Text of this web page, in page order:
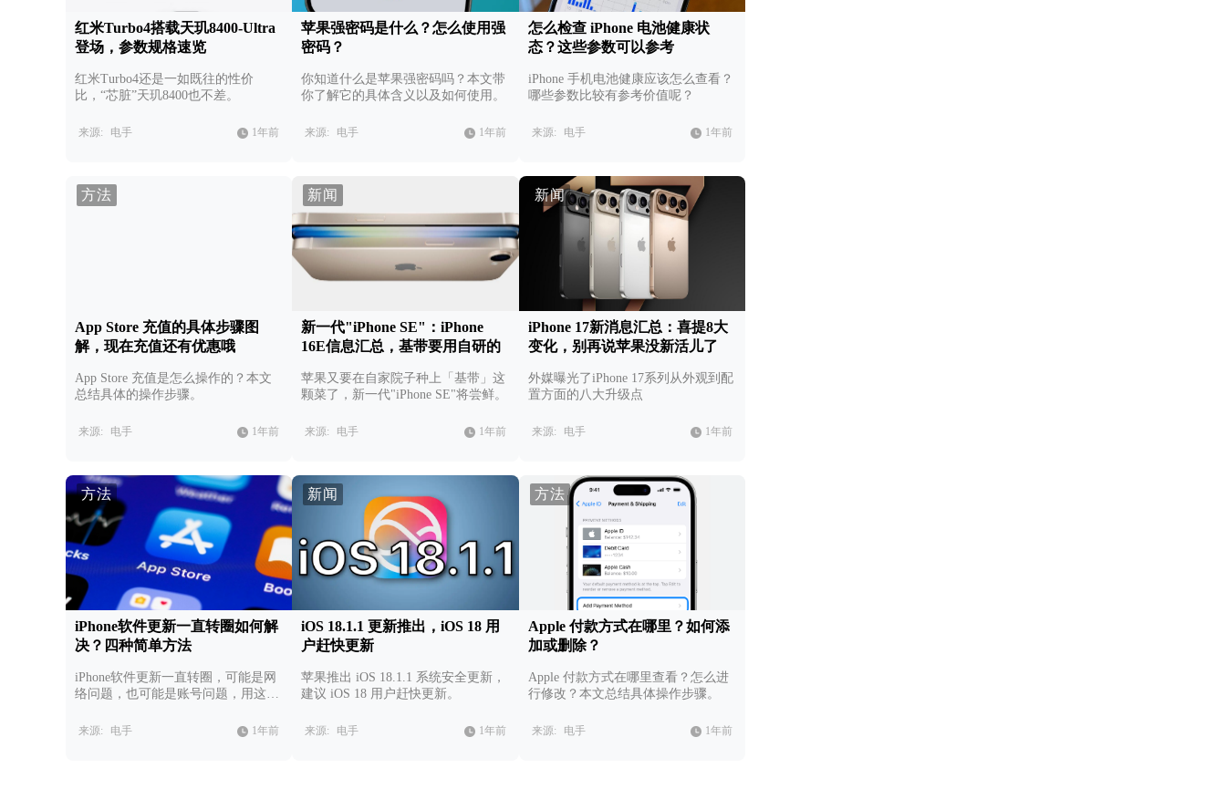
红米Turbo4搭载天玑8400-Ultra
登场，参数规格速览
红米Turbo4还是一如既往的性价
比，“芯脏”天玑8400也不差。
来源: 电手 1年前
苹果强密码是什么？怎么使用强
密码？
你知道什么是苹果强密码吗？本文带
你了解它的具体含义以及如何使用。
来源: 电手 1年前
怎么检查 iPhone 电池健康状
态？这些参数可以参考
iPhone 手机电池健康应该怎么查看？
哪些参数比较有参考价值呢？
来源: 电手 1年前
方法
App Store 充值的具体步骤图
解，现在充值还有优惠哦
App Store 充值是怎么操作的？本文
总结具体的操作步骤。
来源: 电手 1年前
新闻
新一代"iPhone SE"：iPhone
16E信息汇总，基带要用自研的
苹果又要在自家院子种上「基带」这
颗菜了，新一代"iPhone SE"将尝鲜。
来源: 电手 1年前
新闻
iPhone 17新消息汇总：喜提8大
变化，别再说苹果没新活儿了
外媒曝光了iPhone 17系列从外观到配
置方面的八大升级点
来源: 电手 1年前
方法
iPhone软件更新一直转圈如何解
决？四种简单方法
iPhone软件更新一直转圈，可能是网
络问题，也可能是账号问题，用这四
来源: 电手 1年前
新闻
iOS 18.1.1 更新推出，iOS 18 用
户赶快更新
苹果推出 iOS 18.1.1 系统安全更新，
建议 iOS 18 用户赶快更新。
来源: 电手 1年前
方法
Apple 付款方式在哪里？如何添
加或删除？
Apple 付款方式在哪里查看？怎么进
行修改？本文总结具体操作步骤。
来源: 电手 1年前